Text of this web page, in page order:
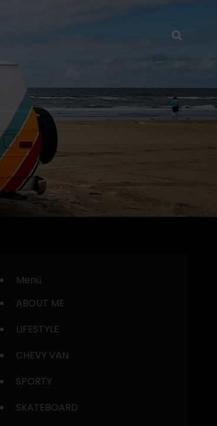
Menü
ABOUT ME
LIFESTYLE
CHEVY VAN
SPORTY
SKATEBOARD